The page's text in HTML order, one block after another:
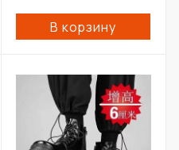
В корзину